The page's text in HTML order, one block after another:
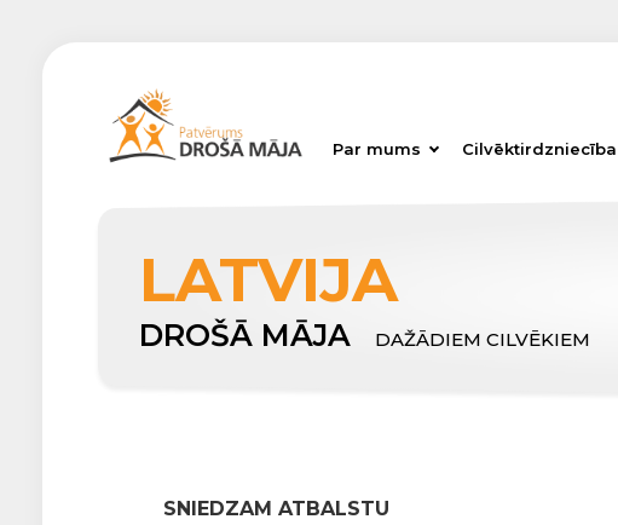
Par mums Cilvēktirdzniecība
LATVIJA
DROŠĀ MĀJA DAŽĀDIEM CILVĒKIEM
SNIEDZAM ATBALSTU